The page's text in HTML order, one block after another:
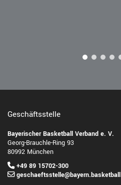
Geschäftsstelle
Bayerischer Basketball Verband e. V.
Georg-Brauchle-Ring 93
80992 München
+49 89 15702-300
geschaeftsstelle@bayern.basketball